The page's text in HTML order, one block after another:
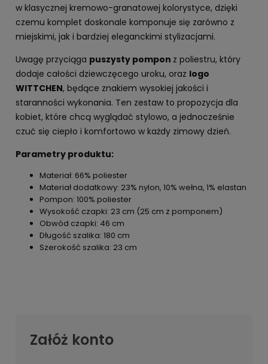
w klasycznej kremowo-granatowej kolorystyce, dzięki
czemu komplet doskonale komponuje się zarówno z
miejskimi, jak i bardziej eleganckimi stylizacjami.
Uwagę przyciąga puszysty pompon z poliestru, który
dodaje całości dziewczęcego uroku, oraz logo
WITTCHEN, będące znakiem wysokiej jakości i
staranności wykonania. Ten zestaw to propozycja dla
kobiet, które chcą wyglądać stylowo, a jednocześnie
czuć się ciepło i komfortowo w każdy zimowy dzień.
Parametry produktu:
Materiał: 66% poliester
Materiał dodatkowy: 23% nylon, 10% wełna, 1% elastan
Pompon: 100% poliester
Wysokość czapki: 23 cm (25 cm z pomponem)
Obwód czapki: 46 cm
Długość szalika: 180 cm
Szerokość szalika: 23 cm
Załóż konto